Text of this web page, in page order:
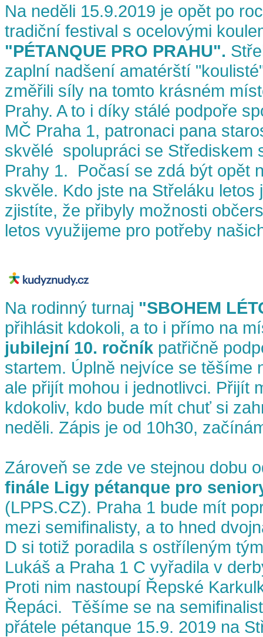
Na neděli 15.9.2019 je opět po
tradiční festival s ocelovými
"PÉTANQUE PRO PRAHU".
zaplní nadšení amatérští
změřili síly na tomto krásném
Prahy. A to i díky stálé podpoře
MČ Praha 1, patronaci pana
skvělé spolupráci se Střediskem
Prahy 1. Počasí se zdá být opět
skvěle. Kdo jste na Střeláku letos
zjistíte, že přibyly možnosti
letos využijeme pro potřeby
Na rodinný turnaj "SBOHEM
přihlásit kdokoli, a to i přímo na
jubilejní 10. ročník patřičně
startem. Úplně nejvíce se těšíme
ale přijít mohou i jednotlivci. Přijít
kdokoliv, kdo bude mít chuť si
neděli. Zápis je od 10h30,
Zároveň se zde ve stejnou dobu
finále Ligy pétanque pro
(LPPS.CZ). Praha 1 bude mít
mezi semifinalisty, a to hned
D si totiž poradila s ostříleným
Lukáš a Praha 1 C vyřadila v
Proti nim nastoupí Řepské
Řepáci. Těšíme se na
přátele pétanque 15.9. 2019 na